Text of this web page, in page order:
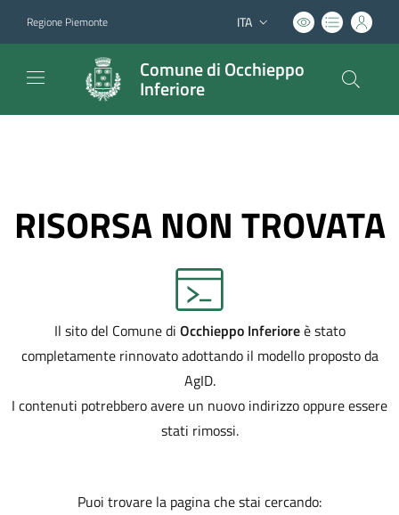
Regione Piemonte Lingua attiva:
ITA
Comune di Occhieppo
Inferiore
RISORSA NON TROVATA
Il sito del Comune di Occhieppo Inferioreè stato
completamente rinnovato adottando il modello proposto da
AgID.
I contenuti potrebbero avere un nuovo indirizzo oppure essere
stati rimossi.
Puoi trovare la pagina che stai cercando: